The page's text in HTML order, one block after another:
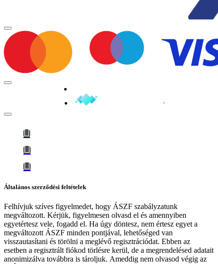
Általános szerződési feltételek
Felhívjuk szíves figyelmedet, hogy ÁSZF szabályzatunk
megváltozott. Kérjük, figyelmesen olvasd el és amennyiben
egyetértesz vele, fogadd el. Ha úgy döntesz, nem értesz egyet a
megváltozott ÁSZF minden pontjával, lehetőséged van
visszautasítani és törölni a meglévő regisztrációdat. Ebben az
esetben a regisztrált fiókod törlésre kerül, de a megrendelésed adatait
anonimizálva továbbra is tároljuk. Ameddig nem olvasod végig az